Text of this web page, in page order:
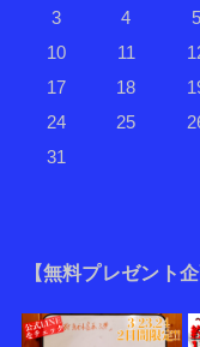
3
4 5
10
11
17
18
24
25
31
【無料プレゼント企